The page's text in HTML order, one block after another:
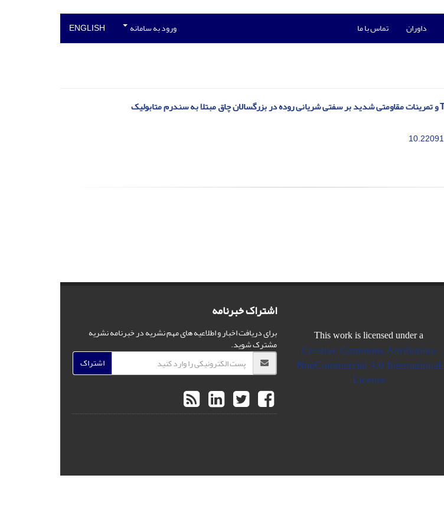
داوران تماس با ما ورود به سامانه ENGLISH
This work is licensed under a
Creative Commons Attribution-
NonCommercial 4.0 International
License
اشتراک خبرنامه
برای دریافت اخبار و اطلاعیه های مهم نشریه در خبرنامه نشریه
مشترک شوید.
اشتراک